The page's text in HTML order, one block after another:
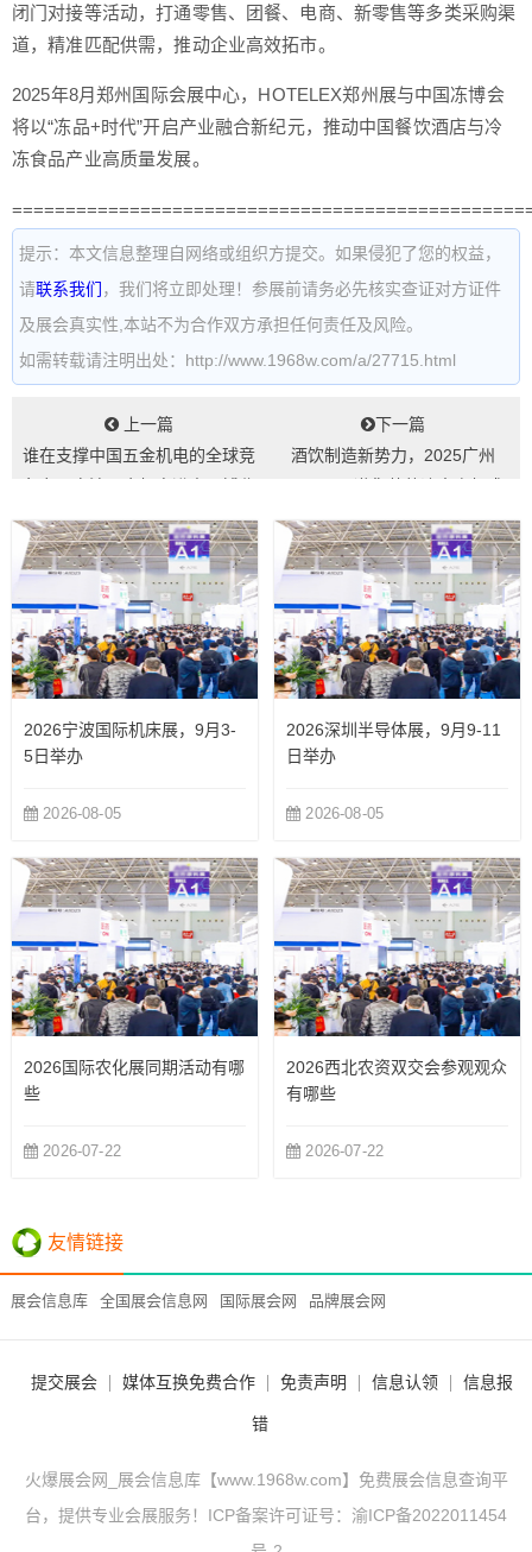
闭门对接等活动，打通零售、团餐、电商、新零售等多类采购渠
道，精准匹配供需，推动企业高效拓市。
2025年8月郑州国际会展中心，HOTELEX郑州展与中国冻博会
将以“冻品+时代”开启产业融合新纪元，推动中国餐饮酒店与冷
冻食品产业高质量发展。
提示：本文信息整理自网络或组织方提交。如果侵犯了您的权益，
请联系我们 ，我们将立即处理！参展前请务必先核实查证对方证件
及展会真实性,本站不为合作双方承担任何责任及风险。
如需转载请注明出处：http://www.1968w.com/a/27715.html
上一篇
谁在支撑中国五金机电的全球竞
会专业交流平...
下一篇
酒饮制造新势力，2025广州
会...
2026宁波国际机床展，9月3-
5日举办
2026-08-05
2026深圳半导体展，9月9-11
日举办
2026-08-05
2026国际农化展同期活动有哪
些
2026-07-22
2026西北农资双交会参观观众
有哪些
2026-07-22
友情链接
展会信息库 全国展会信息网 国际展会网 品牌展会网
提交展会 媒体互换免费合作 免责声明 信息认领 信息报
错
火爆展会网_展会信息库【www.1968w.com】免费展会信息查询平
台，提供专业会展服务！ICP备案许可证号： 渝ICP备2022011454